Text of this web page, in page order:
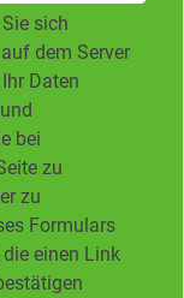
sich
dem Server
Daten
bei
zu
zu
Formulars
einen Link